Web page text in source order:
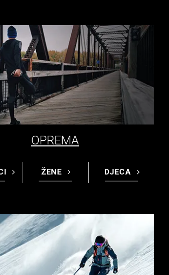
OPREMA
ŽENE DJECA